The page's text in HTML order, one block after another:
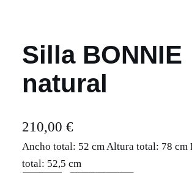
Silla BONNIE
natural
210,00 €
Ancho total: 52 cm Altura total: 78 cm
total: 52,5 cm